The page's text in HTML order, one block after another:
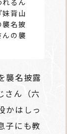
背山
名披
んの襲
襲名披露
さん（六
かはしっ
子にも教